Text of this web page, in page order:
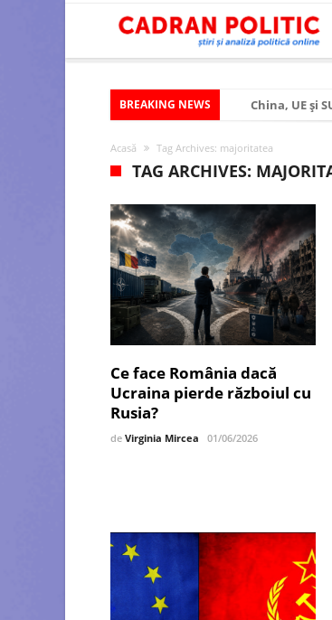
BREAKING NEWS
China, UE și
Modelul
Modelul
Occidentul
Viitorul
România –
Controlul
Huawei
Acasă Tag Archives: majoritatea
TAG ARCHIVES:
Ce face România dacă
Ucraina pierde războiul cu
Rusia?
de Virginia Mircea 01/06/2026